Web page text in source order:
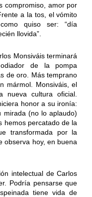
compromiso, amor por
a la tos, el vómito
quiso ser: “día
llovida”.
Monsiváis terminará
de la pompa
de oro. Más temprano
mármol. Monsiváis, el
nueva cultura oficial.
honor a su ironía:
mirada (no lo aplaudo)
hemos percatado de la
transformada por la
observa hoy, en buena
intelectual de Carlos
Podría pensarse que
tiene vida de